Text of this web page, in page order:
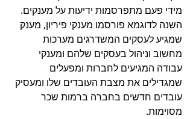
מידי פעם מתפרסמות ידיעות על מענקים.
השנה לדוגמא פורסמו מענקי פיריון, מענק
שמגיע לעסקים המשדרגים מערכות
מחשוב וניהול בעסקים שלהם ומענקי
עבודה המגיעים לחברות ומפעלים
שמגדילים את מצבת העובדים שלו ומעסיק
עובדים חדשים בחברה ברמות שכר
מסוימות.